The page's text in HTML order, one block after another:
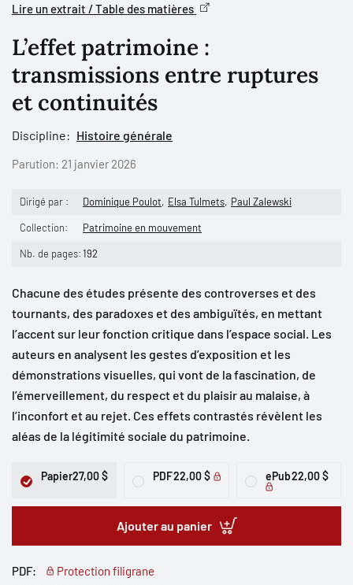
Lire un extrait / Table des matières
L’effet patrimoine :
transmissions entre ruptures
et continuités
Discipline: Histoire générale
Parution: 21 janvier 2026
Dirigé par : Dominique Poulot Elsa Tulmets Paul Zalewski
Collection: Patrimoine en mouvement
Nb. de pages:192
Chacune des études présente des controverses et des
tournants, des paradoxes et des ambiguïtés, en mettant
l’accent sur leur fonction critique dans l’espace social. Les
auteurs en analysent les gestes d’exposition et les
démonstrations visuelles, qui vont de la fascination, de
l’émerveillement, du respect et du plaisir au malaise, à
l’inconfort et au rejet. Ces effets contrastés révèlent les
aléas de la légitimité sociale du patrimoine.
Papier27,00 $ PDF22,00 $ ePub22,00 $
Ajouter au panier
PDF:
Protection filigrane